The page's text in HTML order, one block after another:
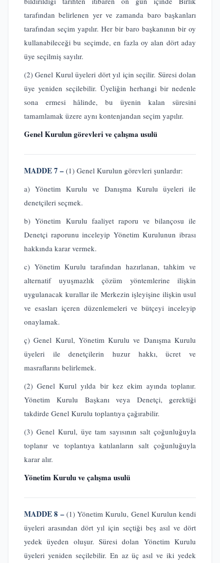
tarafından belirlenen yer ve zamanda baro başkanları
tarafından seçim yapılır. Her bir baro başkanının bir oy
kullanabileceği bu seçimde, en fazla oy alan dört aday
üye seçilmiş sayılır.
(2) Genel Kurul üyeleri dört yıl için seçilir. Süresi dolan
üye yeniden seçilebilir. Üyeliğin herhangi bir nedenle
sona ermesi hâlinde, bu üyenin kalan süresini
tamamlamak üzere aynı kontenjandan seçim yapılır.
Genel Kurulun görevleri ve çalışma usulü
MADDE 7 – (1) Genel Kurulun görevleri şunlardır:
a) Yönetim Kurulu ve Danışma Kurulu üyeleri ile
denetçileri seçmek.
b) Yönetim Kurulu faaliyet raporu ve bilançosu ile
Denetçi raporunu inceleyip Yönetim Kurulunun ibrası
hakkında karar vermek.
c) Yönetim Kurulu tarafından hazırlanan, tahkim ve
alternatif uyuşmazlık çözüm yöntemlerine ilişkin
uygulanacak kurallar ile Merkezin işleyişine ilişkin usul
ve esasları içeren düzenlemeleri ve bütçeyi inceleyip
onaylamak.
ç) Genel Kurul, Yönetim Kurulu ve Danışma Kurulu
üyeleri ile denetçilerin huzur hakkı, ücret ve
masraflarını belirlemek.
(2) Genel Kurul yılda bir kez ekim ayında toplanır.
Yönetim Kurulu Başkanı veya Denetçi, gerektiği
takdirde Genel Kurulu toplantıya çağırabilir.
(3) Genel Kurul, üye tam sayısının salt çoğunluğuyla
toplanır ve toplantıya katılanların salt çoğunluğuyla
karar alır.
Yönetim Kurulu ve çalışma usulü
MADDE 8 –(1) Yönetim Kurulu, Genel Kurulun kendi
üyeleri arasından dört yıl için seçtiği beş asıl ve dört
yedek üyeden oluşur. Süresi dolan Yönetim Kurulu
üyeleri yeniden seçilebilir. En az üç asıl ve iki yedek